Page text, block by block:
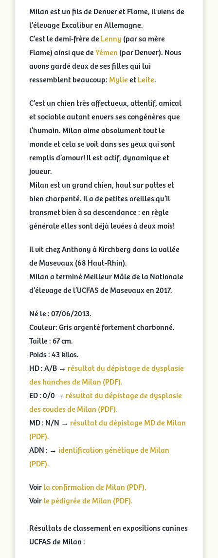
Milan est un fils de Denver et Flame, il viens de
l’élevage Excalibur en Allemagne.
C’est le demi-frère de Lenny (par sa mère
Flame) ainsi que deYémen (par Denver). Nous
avons gardé deux de ses filles qui lui
ressemblent beaucoup: MylieetLeite.
C’est un chien très affectueux, attentif, amical
et sociable autant envers ses congénères que
l’humain. Milan aime absolument tout le
monde et cela se voit dans ses yeux qui sont
remplis d’amour! Il est actif, dynamique et
joueur.
Milan est un grand chien, haut sur pattes et
bien charpenté. Il a de petites oreilles qu’il
transmet bien à sa descendance : en règle
générale elles sont déjà levées à deux mois!
Il vit chez Anthony à Kirchberg dans la vallée
de Masevaux (68 Haut-Rhin).
Milan a terminé Meilleur Mâle de la Nationale
d’élevage de l’UCFAS de Masevaux en 2017.
Né le : 07/06/2013.
Couleur: Gris argenté fortement charbonné.
Taille : 67 cm.
Poids : 43 kilos.
HD : A/B → résultat du dépistage de dysplasie
des hanches de Milan (PDF).
ED : 0/0 → résultat du dépistage de dysplasie
des coudes de Milan (PDF).
MD : N/N → résultat du dépistage MD de Milan
(PDF).
ADN : → identification génétique de Milan
(PDF).
Voirla confirmation de Milan (PDF).
Voirle pédigrée de Milan (PDF).
Résultats de classement en expositions canines
UCFAS de Milan :